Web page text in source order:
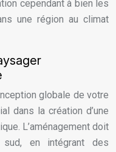
cependant à bien les
une région au climat
globale de votre
dans la création d’une
L’aménagement doit
en intégrant des